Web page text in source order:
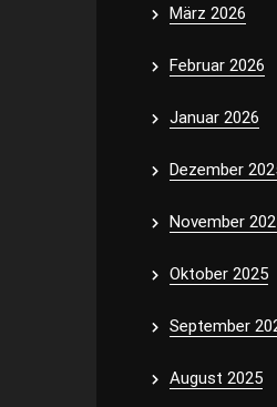
März 2026
Februar 2026
Januar 2026
Dezember
November
Oktober 2025
September
August 2025